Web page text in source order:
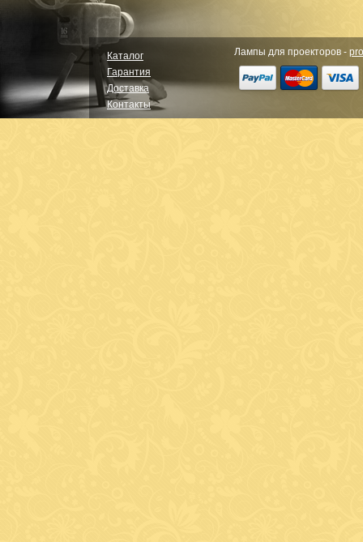
Каталог
Гарантия
Доставка
Контакты
Лампы для проекторов -